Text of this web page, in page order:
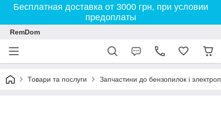
Бесплатная доставка от 3000 грн, при условии
предоплаты
RemDom
Товари та послуги Запчастини до бензопилок і